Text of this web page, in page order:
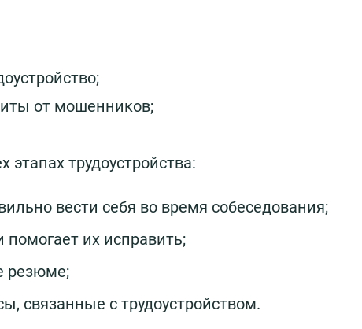
от мошенников;
этапах трудоустройства:
вести себя во время собеседования;
их исправить;
резюме;
связанные с трудоустройством.